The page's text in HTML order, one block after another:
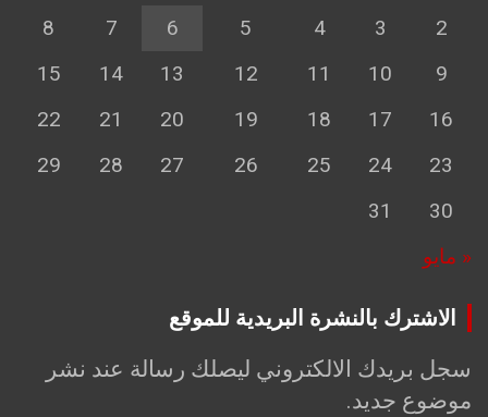
2
3
4
5
6
7
8
9
10
11
12
13
14
15
16
17
18
19
20
21
22
23
24
25
26
27
28
29
30
31
« مايو
الاشترك بالنشرة البريدية للموقع
سجل بريدك الالكتروني ليصلك رسالة عند نشر
موضوع جديد.